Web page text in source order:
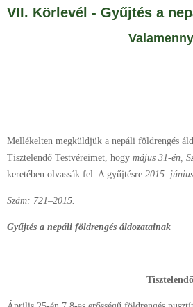
VII. Körlevél - Gyűjtés a
Mellékelten megküldjük a nepáli földrengés
Tisztelendő Testvéreimet, hogy május 31-én,
keretében olvassák fel. A gyűjtésre 2015.
Szám: 721–2015.
Gyűjtés a nepáli földrengés áldozatainak